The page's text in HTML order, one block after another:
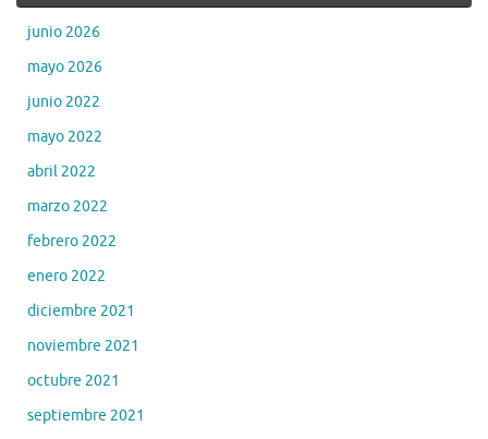
junio 2026
mayo 2026
junio 2022
mayo 2022
abril 2022
marzo 2022
febrero 2022
enero 2022
diciembre 2021
noviembre 2021
octubre 2021
septiembre 2021